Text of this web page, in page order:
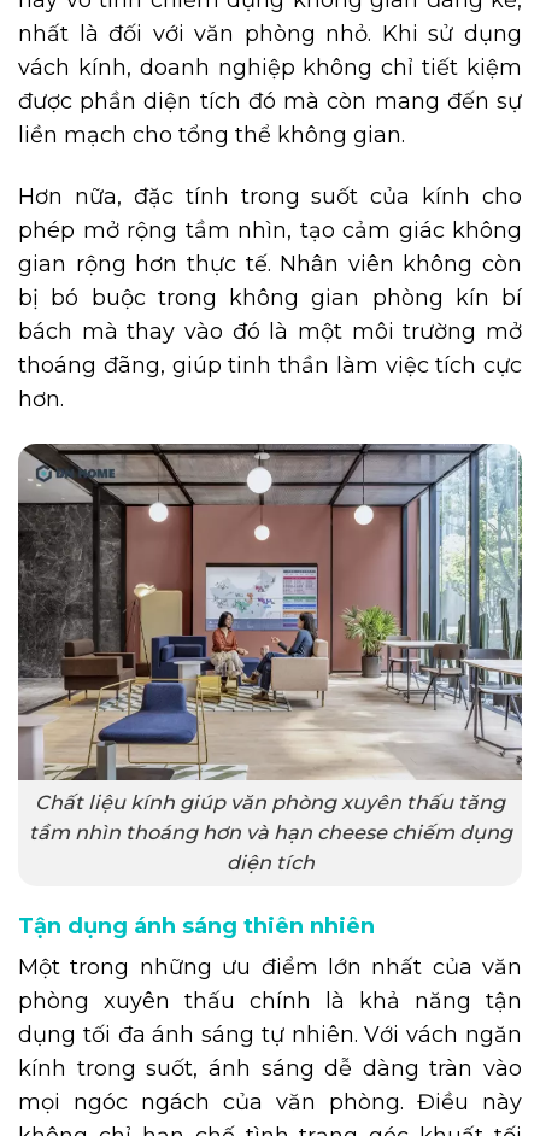
nhất là đối với văn phòng nhỏ. Khi sử dụng
vách kính, doanh nghiệp không chỉ tiết kiệm
được phần diện tích đó mà còn mang đến sự
liền mạch cho tổng thể không gian.
Hơn nữa, đặc tính trong suốt của kính cho
phép mở rộng tầm nhìn, tạo cảm giác không
gian rộng hơn thực tế. Nhân viên không còn
bị bó buộc trong không gian phòng kín bí
bách mà thay vào đó là một môi trường mở
thoáng đãng, giúp tinh thần làm việc tích cực
hơn.
Chất liệu kính giúp văn phòng xuyên thấu tăng
tầm nhìn thoáng hơn và hạn cheese chiếm dụng
diện tích
Tận dụng ánh sáng thiên nhiên
Một trong những ưu điểm lớn nhất của văn
phòng xuyên thấu chính là khả năng tận
dụng tối đa ánh sáng tự nhiên. Với vách ngăn
kính trong suốt, ánh sáng dễ dàng tràn vào
mọi ngóc ngách của văn phòng. Điều này